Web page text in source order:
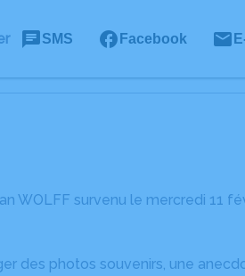
SMS Facebook
WOLFF survenu le mercredi 11
des photos souvenirs, une